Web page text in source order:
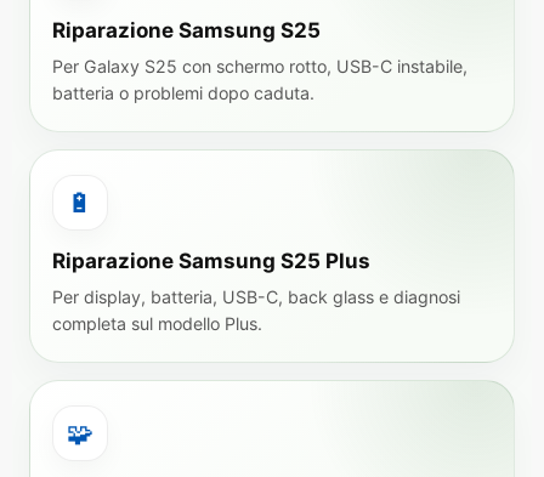
Riparazione Samsung S25
Per Galaxy S25 con schermo rotto, USB-C instabile,
batteria o problemi dopo caduta.
🔋
Riparazione Samsung S25 Plus
Per display, batteria, USB-C, back glass e diagnosi
completa sul modello Plus.
🧩